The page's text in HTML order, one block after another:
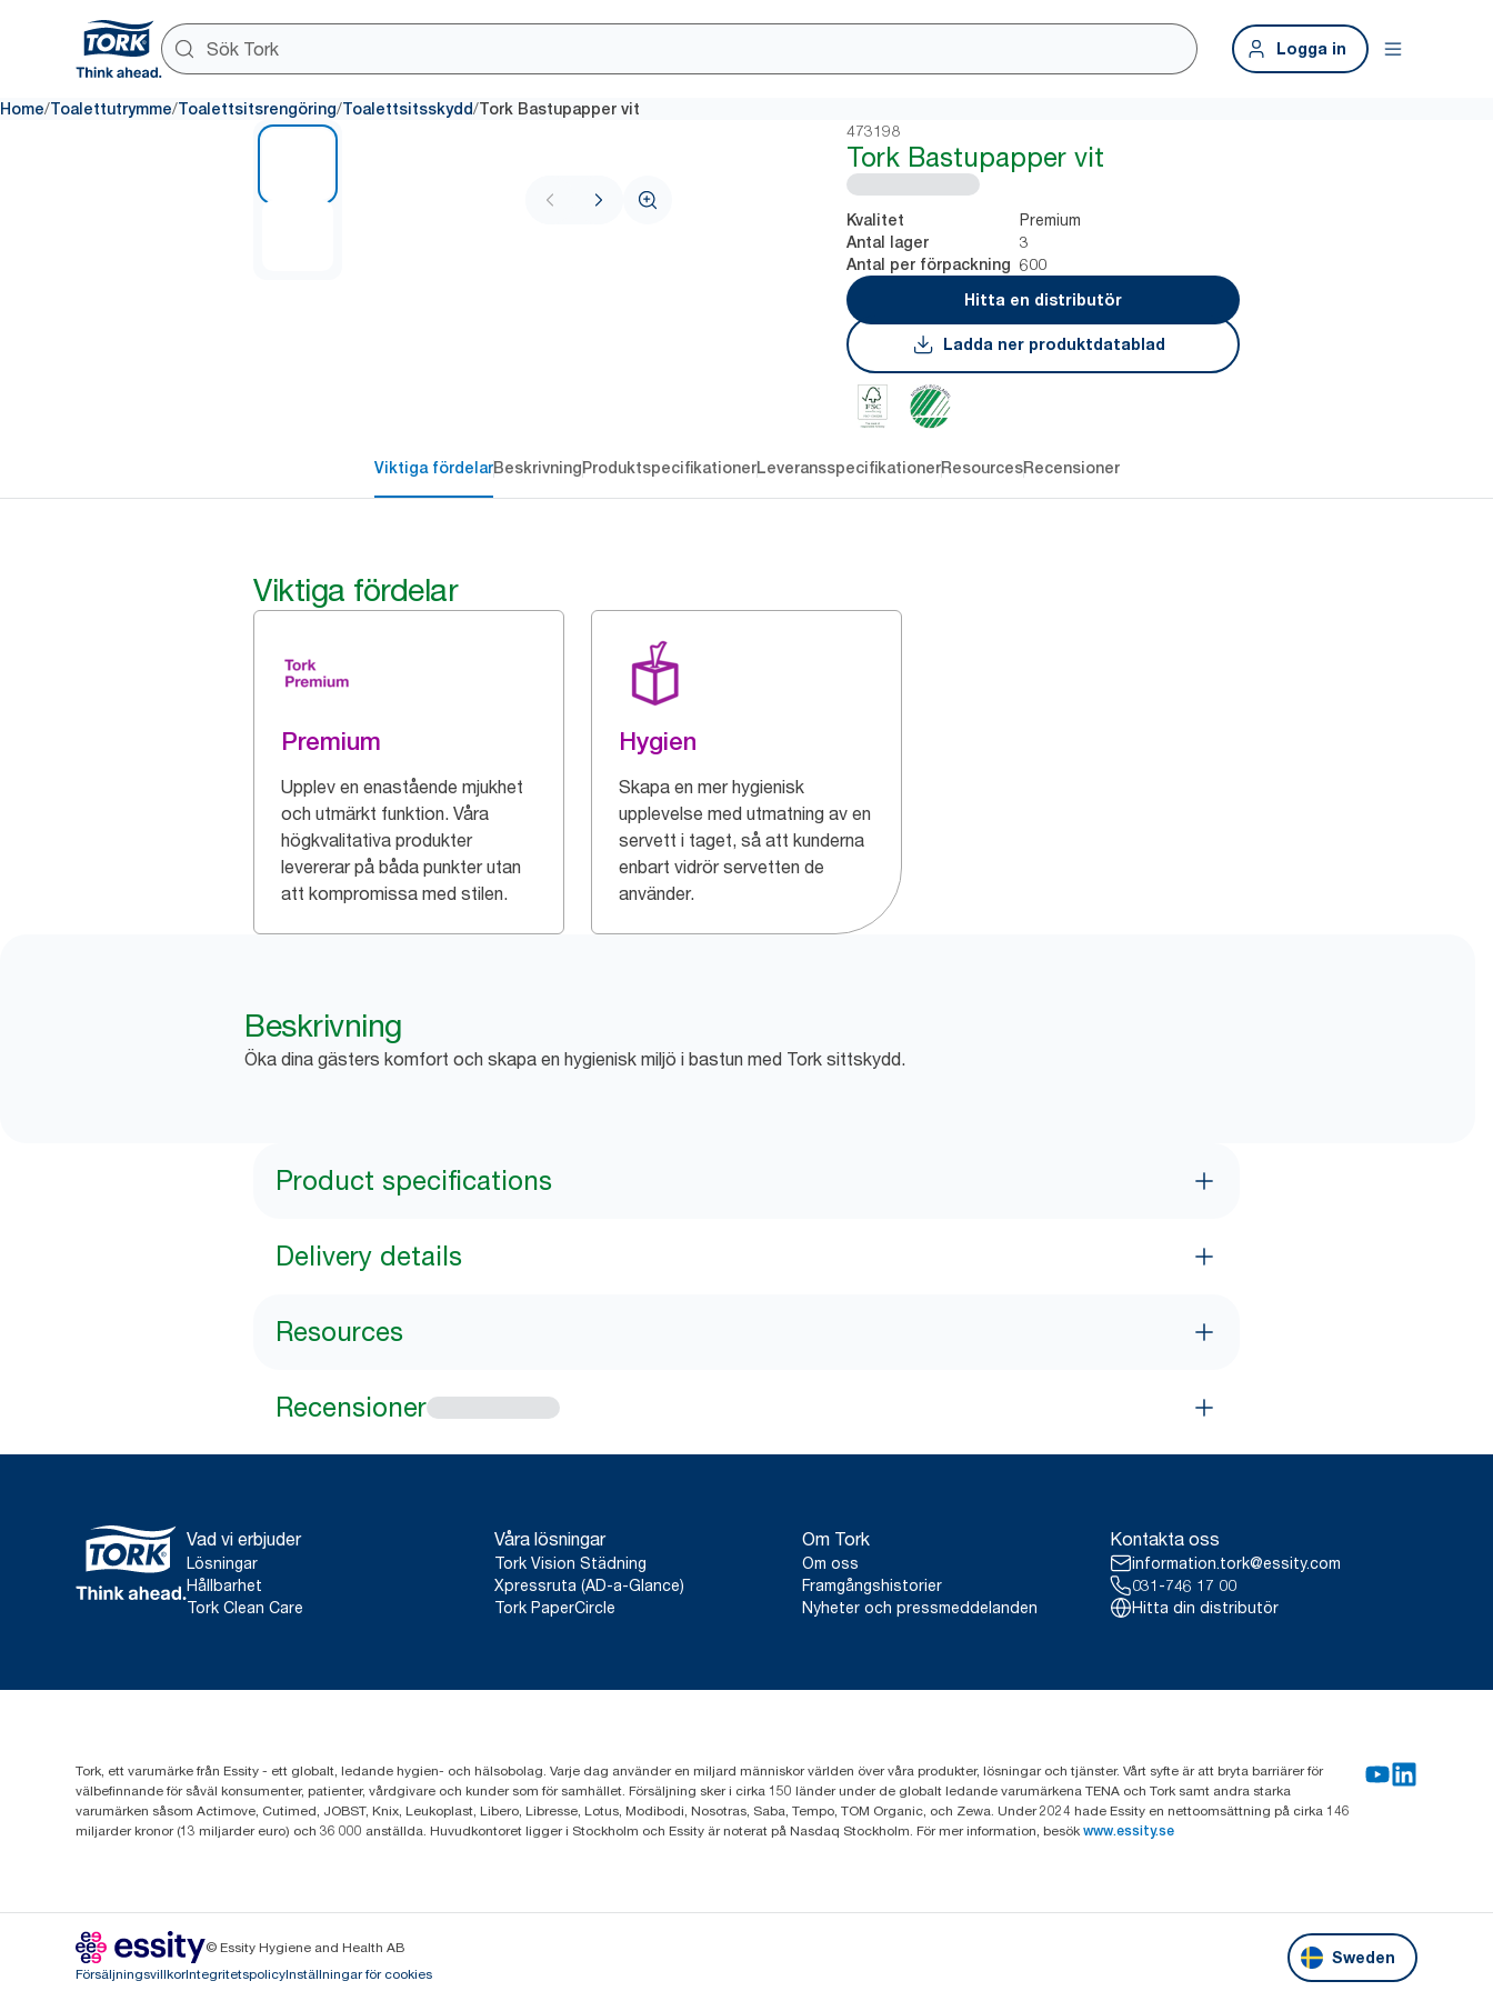
Logga in
Home/Toalettutrymme/Toalettsitsrengöring/Toalettsitsskydd/Tork Bastupapper vit
473198
Tork Bastupapper vit
Kvalitet Premium
Antal lager 3
Antal per förpackning 600
Hitta en distributör
Ladda ner produktdatablad
Viktiga fördelarBeskrivningProduktspecifikationerLeveransspecifikationerResourcesRecensioner
Viktiga fördelar
Premium
Upplev en enastående mjukhet
och utmärkt funktion. Våra
högkvalitativa produkter
levererar på båda punkter utan
att kompromissa med stilen.
Hygien
Skapa en mer hygienisk
upplevelse med utmatning av en
servett i taget, så att kunderna
enbart vidrör servetten de
använder.
Beskrivning
Öka dina gästers komfort och skapa en hygienisk miljö i bastun med Tork sittskydd.
Product specifications
Delivery details
Resources
Recensioner
Vad vi erbjuder
Lösningar
Hållbarhet
Tork Clean Care
Våra lösningar
Tork Vision Städning
Xpressruta (AD-a-Glance)
Tork PaperCircle
Om Tork
Om oss
Framgångshistorier
Nyheter och pressmeddelanden
Kontakta oss
information.tork@essity.com
031-746 17 00
Hitta din distributör
Tork, ett varumärke från Essity - ett globalt, ledande hygien- och hälsobolag. Varje dag använder en miljard människor världen över våra produkter, lösningar och tjänster. Vårt syfte är att bryta barriärer för
välbefinnande för såväl konsumenter, patienter, vårdgivare och kunder som för samhället. Försäljning sker i cirka 150 länder under de globalt ledande varumärkena TENA och Tork samt andra starka
varumärken såsom Actimove, Cutimed, JOBST, Knix, Leukoplast, Libero, Libresse, Lotus, Modibodi, Nosotras, Saba, Tempo, TOM Organic, och Zewa. Under 2024 hade Essity en nettoomsättning på cirka 146
miljarder kronor (13 miljarder euro) och 36 000 anställda. Huvudkontoret ligger i Stockholm och Essity är noterat på Nasdaq Stockholm. För mer information, besök www.essity.se
© Essity Hygiene and Health AB
FörsäljningsvillkorIntegritetspolicyInställningar för cookies
Sweden